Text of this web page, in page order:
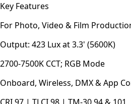
Key Features
For Photo, Video & Film
Output: 423 Lux at 3.3' (5600K)
2700-7500K CCT; RGB Mode
Onboard, Wireless, DMX & App